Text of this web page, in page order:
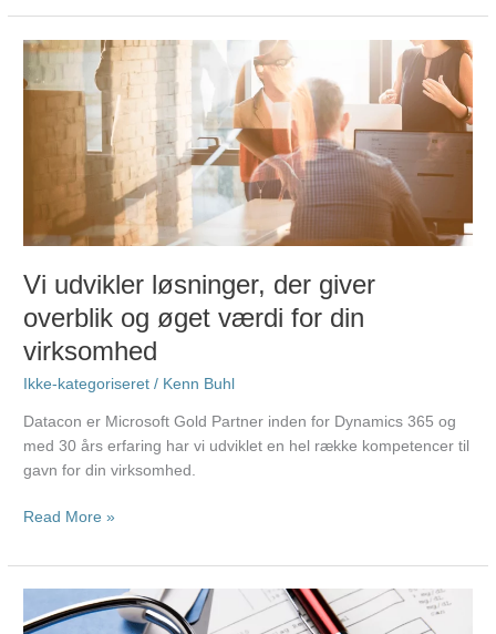
Vi udvikler løsninger, der giver
overblik og øget værdi for din
virksomhed
Ikke-kategoriseret / Kenn Buhl
Datacon er Microsoft Gold Partner inden for Dynamics 365 og
med 30 års erfaring har vi udviklet en hel række kompetencer til
gavn for din virksomhed.
Vi
udvikler
løsninger,
værdi
din
virksomhed
Read More »
det